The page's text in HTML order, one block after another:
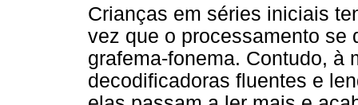
Crianças em séries iniciais
vez que o processamento se
grafema-fonema. Contudo, à
decodificadoras fluentes e